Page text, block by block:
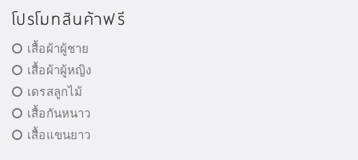
โปรโมทสินค้าฟรี
เสื้อผ้าผู้ชาย
เสื้อผ้าผู้หญิง
เดรสลูกไม้
เสื้อกันหนาว
เสื้อแขนยาว